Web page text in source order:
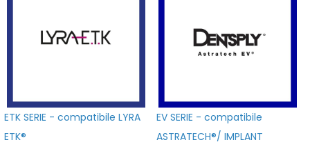
ETK SERIE - compatibile LYRA
ETK®
EV SERIE - compatibile
ASTRATECH®/ IMPLANT